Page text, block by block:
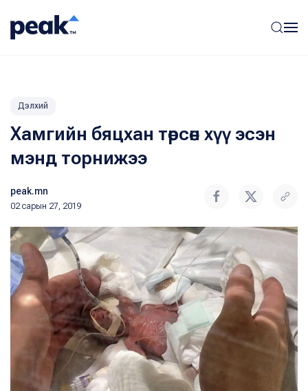
Дэлхий
Хамгийн бяцхан төрсөн хүү эсэн
мэнд торнижээ
peak.mn
02 сарын 27, 2019